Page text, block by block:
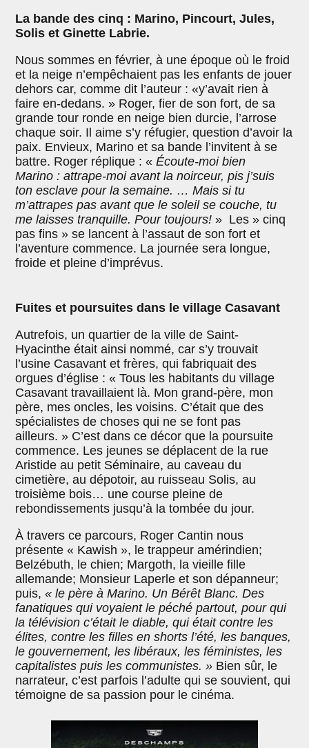
La bande des cinq : Marino, Pincourt, Jules,
Solis et Ginette Labrie.
Nous sommes en février, à une époque où le froid
et la neige n’empêchaient pas les enfants de jouer
dehors car, comme dit l’auteur : «y’avait rien à
faire en-dedans. » Roger, fier de son fort, de sa
grande tour ronde en neige bien durcie, l’arrose
chaque soir. Il aime s’y réfugier, question d’avoir la
paix. Envieux, Marino et sa bande l’invitent à se
battre. Roger réplique : «Écoute-moi bien
Marino : attrape-moi avant la noirceur, pis j’suis
ton esclave pour la semaine. … Mais si tu
m’attrapes pas avant que le soleil se couche, tu
me laisses tranquille. Pour toujours! » Les » cinq
pas fins » se lancent à l’assaut de son fort et
l’aventure commence. La journée sera longue,
froide et pleine d’imprévus.
Fuites et poursuites dans le village Casavant
Autrefois, un quartier de la ville de Saint-
Hyacinthe était ainsi nommé, car s’y trouvait
l’usine Casavant et frères, qui fabriquait des
orgues d’église : « Tous les habitants du village
Casavant travaillaient là. Mon grand-père, mon
père, mes oncles, les voisins. C’était que des
spécialistes de choses qui ne se font pas
ailleurs. » C’est dans ce décor que la poursuite
commence. Les jeunes se déplacent de la rue
Aristide au petit Séminaire, au caveau du
cimetière, au dépotoir, au ruisseau Solis, au
troisième bois… une course pleine de
rebondissements jusqu’à la tombée du jour.
À travers ce parcours, Roger Cantin nous
présente « Kawish », le trappeur amérindien;
Belzébuth, le chien; Margoth, la vieille fille
allemande; Monsieur Laperle et son dépanneur;
puis, « le père à Marino. Un Bérêt Blanc. Des
fanatiques qui voyaient le péché partout, pour qui
la télévision c’était le diable, qui était contre les
élites, contre les filles en shorts l’été, les banques,
le gouvernement, les libéraux, les féministes, les
capitalistes puis les communistes. » Bien sûr, le
narrateur, c’est parfois l’adulte qui se souvient, qui
témoigne de sa passion pour le cinéma.